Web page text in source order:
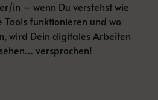
in – wenn Du verstehst wie
Tools funktionieren und wo
wird Dein digitales Arbeiten
versprochen!